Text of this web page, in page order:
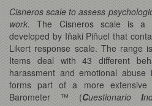
Cisneros scale to assess
work. The Cisneros scale is a
developed by Iñaki Piñuel that
Likert response scale. The range
Items deal with 43 different
harassment and emotional
forms part of a more extensive
Barometer ™ (CuestionarioI